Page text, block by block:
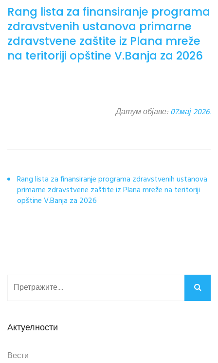
Rang lista za finansiranje programa
zdravstvenih ustanova primarne
zdravstvene zaštite iz Plana mreže
na teritoriji opštine V.Banja za 2026
Датум објаве:07.мај 2026.
Rang lista za finansiranje programa zdravstvenih ustanova
primarne zdravstvene zaštite iz Plana mreže na teritoriji
opštine V.Banja za 2026
Актуелности
Вести